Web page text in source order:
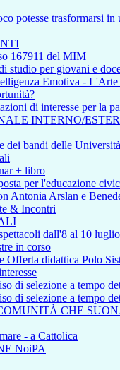
potesse trasformarsi
167911 del MIM
studio per giovani e
Emotiva -
di interesse per la
INTERNO/
bandi delle
+ libro
per l'educazione
Antonia Arslan e
& Incontri
dall'8 al 10 luglio
in corso
didattica Polo
di selezione a tempo
di selezione a tempo
CHE
- a Cattolica
NoiPA